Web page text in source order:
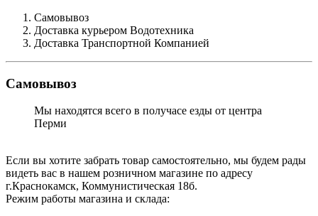
Самовывоз
Доставка курьером Водотехника
Доставка Транспортной Компанией
Самовывоз
Мы находятся всего в получасе езды от центра
Перми
Если вы хотите забрать товар самостоятельно, мы будем рады
видеть вас в нашем розничном магазине по адресу
г.Краснокамск, Коммунистическая 18б.
Режим работы магазина и склада: